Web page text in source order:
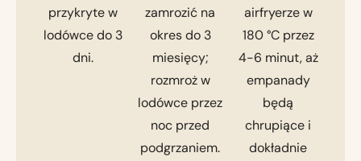
przykryte w
lodówce do 3
dni.
zamrozić na
okres do 3
miesięcy;
rozmroż w
lodówce przez
noc przed
podgrzaniem.
airfryerze w
180 °C przez
4-6 minut, aż
empanady
będą
chrupiące i
dokładnie